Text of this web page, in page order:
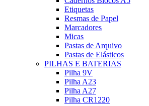
Etiquetas
Resmas de Papel
Marcadores
Micas
Pastas de Arquivo
Pastas de Elásticos
PILHAS E BATERIAS
Pilha 9V
Pilha A23
Pilha A27
Pilha CR1220